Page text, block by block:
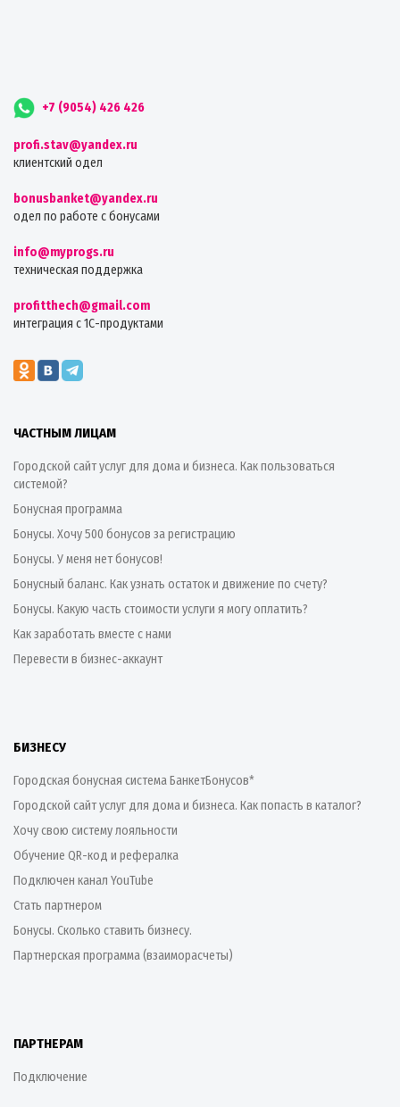
+7 (9054) 426 426
profi.stav@yandex.ru
клиентский одел
bonusbanket@yandex.ru
одел по работе с бонусами
info@myprogs.ru
техническая поддержка
profitthech@gmail.com
интеграция с 1С-продуктами
ЧАСТНЫМ ЛИЦАМ
Городской сайт услуг для дома и бизнеса. Как пользоваться
системой?
Бонусная программа
Бонусы. Хочу 500 бонусов за регистрацию
Бонусы. У меня нет бонусов!
Бонусный баланс. Как узнать остаток и движение по счету?
Бонусы. Какую часть стоимости услуги я могу оплатить?
Как заработать вместе с нами
Перевести в бизнес-аккаунт
БИЗНЕСУ
Городская бонусная система БанкетБонусов*
Городской сайт услуг для дома и бизнеса. Как попасть в каталог?
Хочу свою систему лояльности
Обучение QR-код и рефералка
Подключен канал YouTube
Стать партнером
Бонусы. Сколько ставить бизнесу.
Партнерская программа (взаиморасчеты)
ПАРТНЕРАМ
Подключение